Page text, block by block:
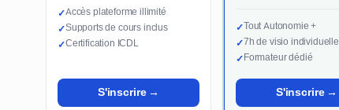
✓Accès plateforme illimité
✓Supports de cours inclus
✓Certification ICDL
S'inscrire →
✓Tout Autonomie +
✓7h de visio individuelle
✓Formateur dédié
S'inscrire →